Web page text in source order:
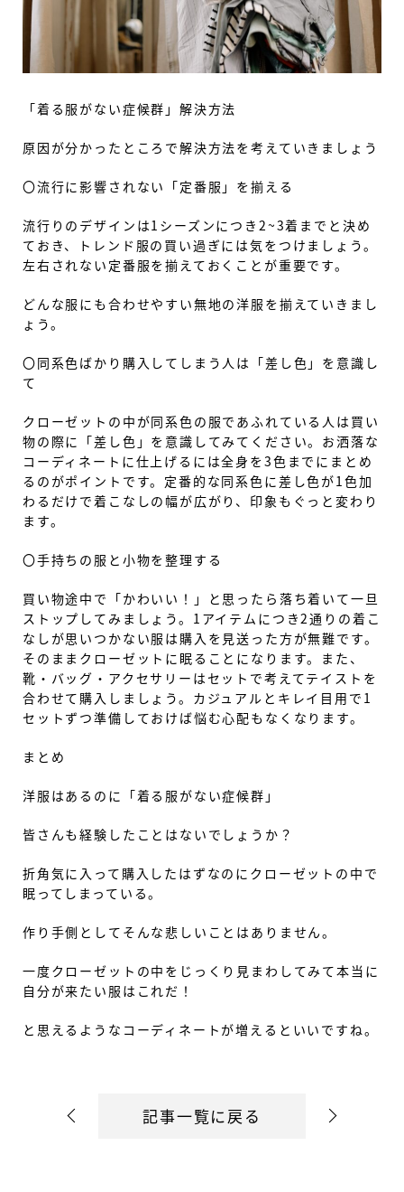
「着る服がない症候群」解決方法
原因が分かったところで解決方法を考えていきましょう
〇流行に影響されない「定番服」を揃える
流行りのデザインは1シーズンにつき2~3着までと決め
ておき、トレンド服の買い過ぎには気をつけましょう。
左右されない定番服を揃えておくことが重要です。
どんな服にも合わせやすい無地の洋服を揃えていきまし
ょう。
〇同系色ばかり購入してしまう人は「差し色」を意識し
て
クローゼットの中が同系色の服であふれている人は買い
物の際に「差し色」を意識してみてください。お洒落な
コーディネートに仕上げるには全身を3色までにまとめ
るのがポイントです。定番的な同系色に差し色が1色加
わるだけで着こなしの幅が広がり、印象もぐっと変わり
ます。
〇手持ちの服と小物を整理する
買い物途中で「かわいい！」と思ったら落ち着いて一旦
ストップしてみましょう。1アイテムにつき2通りの着こ
なしが思いつかない服は購入を見送った方が無難です。
そのままクローゼットに眠ることになります。また、
靴・バッグ・アクセサリーはセットで考えてテイストを
合わせて購入しましょう。カジュアルとキレイ目用で1
セットずつ準備しておけば悩む心配もなくなります。
まとめ
洋服はあるのに「着る服がない症候群」
皆さんも経験したことはないでしょうか？
折角気に入って購入したはずなのにクローゼットの中で
眠ってしまっている。
作り手側としてそんな悲しいことはありません。
一度クローゼットの中をじっくり見まわしてみて本当に
自分が来たい服はこれだ！
と思えるようなコーディネートが増えるといいですね。
記事一覧に戻る